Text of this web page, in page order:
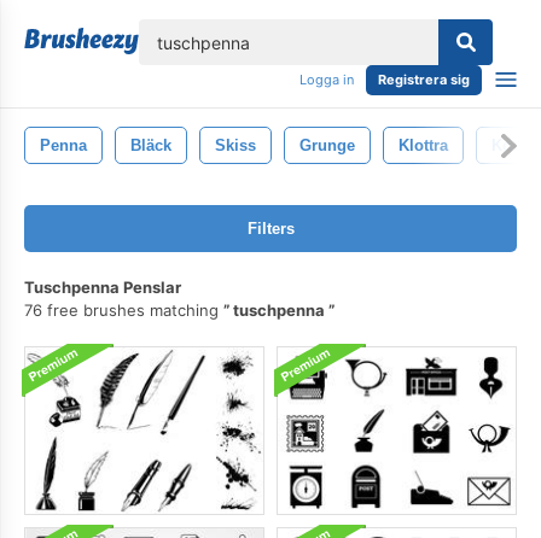
Logga in Registrera sig
Penna Bläck Skiss Grunge Klottra
Filters
Tuschpenna Penslar
76 free brushes matching
tuschpenna